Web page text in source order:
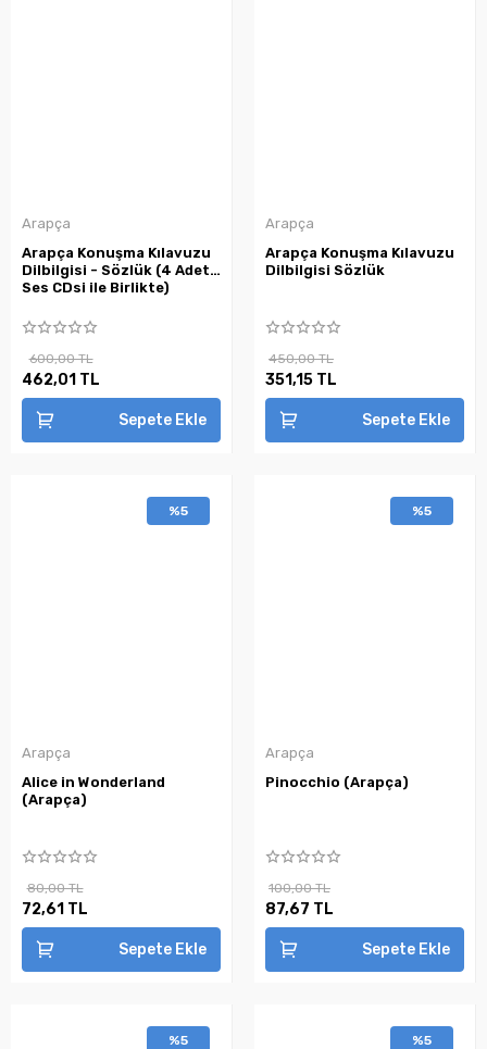
Arapça
Arapça Konuşma Kılavuzu
Dilbilgisi - Sözlük (4 Adet
Ses CDsi ile Birlikte)
600,00 TL
462,01 TL
Sepete Ekle
Arapça
Arapça Konuşma Kılavuzu
Dilbilgisi Sözlük
450,00 TL
351,15 TL
Sepete Ekle
%5
Arapça
Alice in Wonderland
(Arapça)
80,00 TL
72,61 TL
Sepete Ekle
%5
Arapça
Pinocchio (Arapça)
100,00 TL
87,67 TL
Sepete Ekle
%5 %5